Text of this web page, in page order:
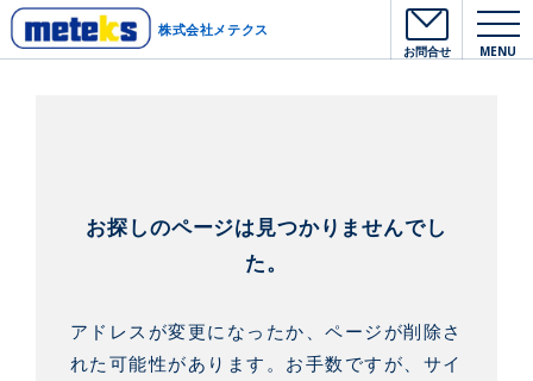
株式会社メテクス
お問合せ MENU
お探しのページは見つかりませんでし
た。
アドレスが変更になったか、ページが削除さ
れた可能性があります。 お手数ですが、サイ